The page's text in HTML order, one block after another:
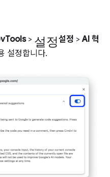
> 설정설정 >AI 혁
설정합니다.